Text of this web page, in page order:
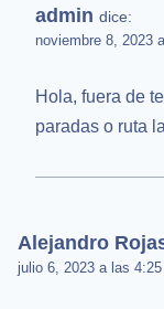
admin dice:
noviembre 8, 2023
Hola, fuera de
paradas o ruta
Alejandro
julio 6, 2023 a las 4:25